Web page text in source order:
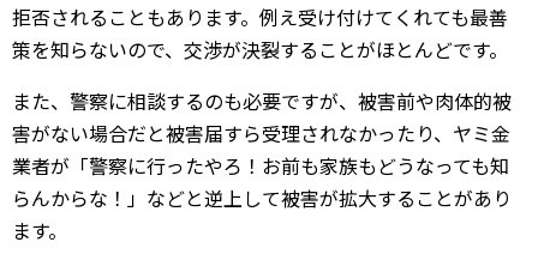
拒否されることもあります。例え受け付けてくれても最善
策を知らないので、交渉が決裂することがほとんどです。
また、警察に相談するのも必要ですが、被害前や肉体的被
害がない場合だと被害届すら受理されなかったり、ヤミ金
業者が「警察に行ったやろ！お前も家族もどうなっても知
らんからな！」などと逆上して被害が拡大することがあり
ます。